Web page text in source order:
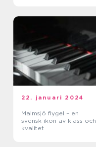
22. januari 2024
Malmsjö flygel – en
svensk ikon av klass och
kvalitet